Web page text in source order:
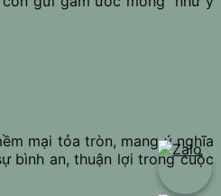
mại tỏa tròn, mang ý nghĩa
bình an, thuận lợi trong cuộc